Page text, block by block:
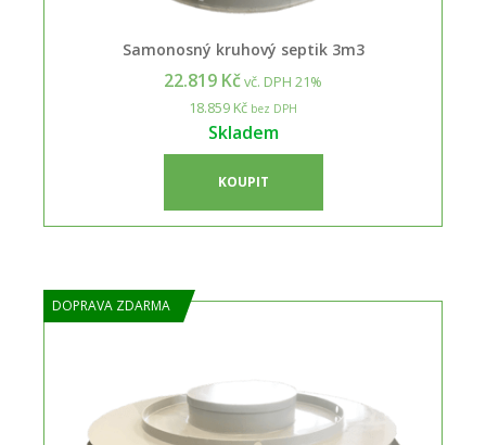
Samonosný kruhový septik 3m3
22.819 Kčvč. DPH 21%
18.859 Kč bez DPH
Skladem
KOUPIT
DOPRAVA ZDARMA